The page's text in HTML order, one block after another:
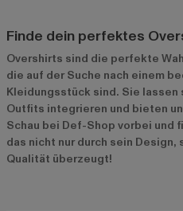
Finde dein perfektes
Overshirts sind die perfekte
die auf der Suche nach einem
Kleidungsstück sind. Sie
Outfits integrieren und bieten
Schau bei Def-Shop vorbei
das nicht nur durch sein Design,
Qualität überzeugt!